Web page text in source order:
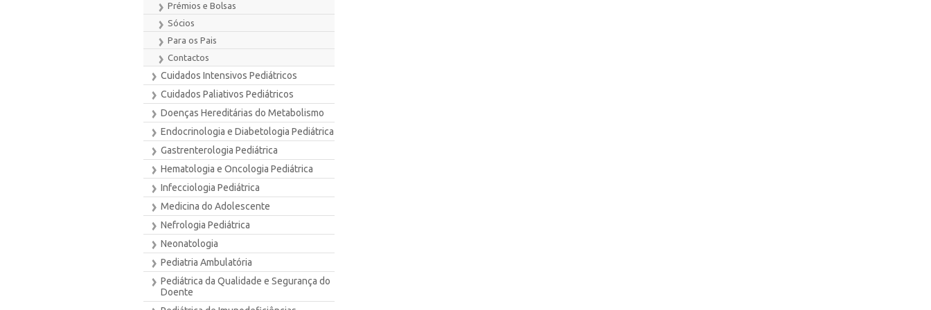
Prémios e Bolsas
Sócios
Para os Pais
Contactos
Cuidados Intensivos Pediátricos
Cuidados Paliativos Pediátricos
Doenças Hereditárias do Metabolismo
Endocrinologia e Diabetologia Pediátrica
Gastrenterologia Pediátrica
Hematologia e Oncologia Pediátrica
Infecciologia Pediátrica
Medicina do Adolescente
Nefrologia Pediátrica
Neonatologia
Pediatria Ambulatória
Pediátrica da Qualidade e Segurança do
Doente